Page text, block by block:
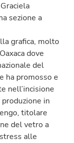
sezione a
grafica, molto
dove
del
ha promosso e
nell’incisione
in
titolare
del vetro a
alle